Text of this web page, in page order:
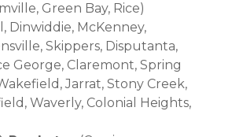
Green Bay, Rice)
Dinwiddie, McKenney,
Skippers, Disputanta,
George, Claremont, Spring
Jarrat, Stony Creek,
Waverly, Colonial Heights,